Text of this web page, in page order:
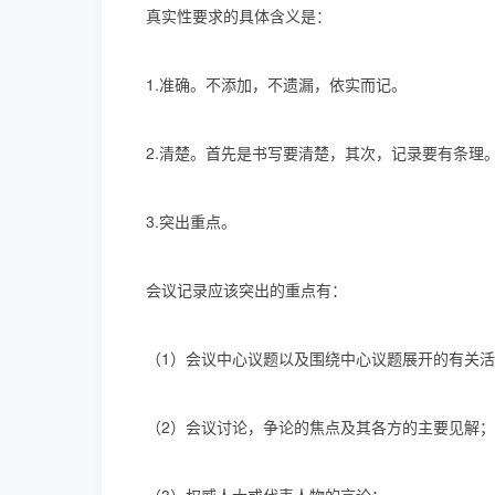
真实性要求的具体含义是：
1.准确。不添加，不遗漏，依实而记。
2.清楚。首先是书写要清楚，其次，记录要有条理。
3.突出重点。
会议记录应该突出的重点有：
（1）会议中心议题以及围绕中心议题展开的有关活
（2）会议讨论，争论的焦点及其各方的主要见解；